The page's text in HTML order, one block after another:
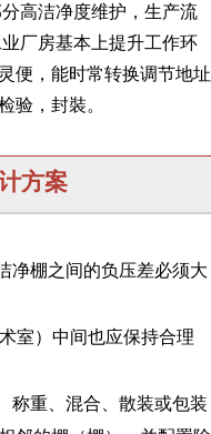
高洁净度维护，生产流
厂房基本上提升工作环
便，能时常转换调节地址
验，封裝。
方案
净棚之间的负压差必须大
室）中间也应保持合理
称重、混合、散装或包装